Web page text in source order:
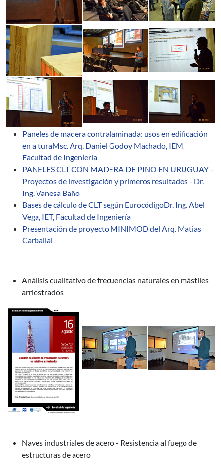
Paneles de madera contralaminada: usos en edificación
en alturaMsc. Arq. Daniel Godoy Machado, IEM,
Facultad de Ingeniería
PANELES CLT CON MADERA DE PINO EN URUGUAY -
Proyectos de investigación y primeros resultados - Dr.
Ing. Vanesa Baño
Bases de cálculo de CLT según EurocódigoDr. Ing. Abel
Vega, IET, Facultad de Ingeniería
Presentación de proyecto MINIMOD del Arq. Matias
Carballal
Análisis cualitativo de frecuencias naturales en mástiles
arriostrados
Naves industriales de acero - Resistencia al fuego de
estructuras de acero